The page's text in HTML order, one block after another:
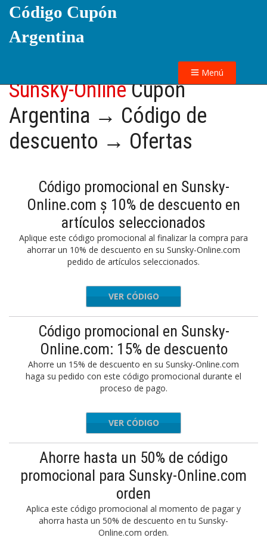
Código Cupón
Argentina
Menú
Sunsky-OnlineCupón
Argentina → Código de
descuento → Ofertas
Código promocional en Sunsky-
Online.com ș 10% de descuento en
artículos seleccionados
Aplique este código promocional al finalizar la compra para
ahorrar un 10% de descuento en su Sunsky-Online.com
pedido de artículos seleccionados.
MAF90
VER CÓDIGO
Código promocional en Sunsky-
Online.com: 15% de descuento
Ahorre un 15% de descuento en su Sunsky-Online.com
haga su pedido con este código promocional durante el
proceso de pago.
6039017
VER CÓDIGO
Ahorre hasta un 50% de código
promocional para Sunsky-Online.com
orden
Aplica este código promocional al momento de pagar y
ahorra hasta un 50% de descuento en tu Sunsky-
Online.com orden.